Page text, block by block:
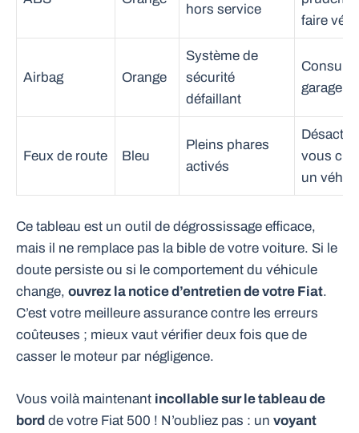
hors service
faire
Airbag Orange
Système de
sécurité
défaillant
garage
Feux de route Bleu
Pleins phares
activés
vous
un
Ce tableau est un outil de dégrossissage efficace,
mais il ne remplace pas la bible de votre voiture. Si le
doute persiste ou si le comportement du véhicule
change, ouvrez la notice d’entretien de votre Fiat.
C’est votre meilleure assurance contre les erreurs
coûteuses ; mieux vaut vérifier deux fois que de
casser le moteur par négligence.
Vous voilà maintenant incollable sur le tableau de
bord de votre Fiat 500 ! N’oubliez pas : un voyant